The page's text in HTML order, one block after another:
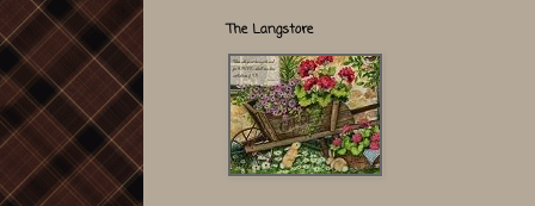
The Langstore